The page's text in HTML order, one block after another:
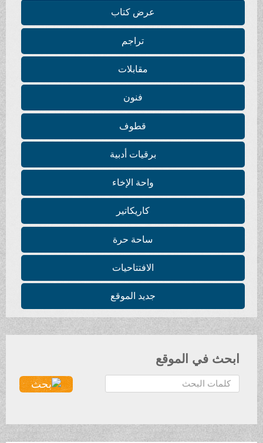
عرض كتاب
تراجم
مقابلات
فنون
قطوف
برقيات أدبية
واحة الإخاء
كاريكاتير
ساحة حرة
الافتتاحيات
جديد الموقع
ابحث في الموقع
ح
ث